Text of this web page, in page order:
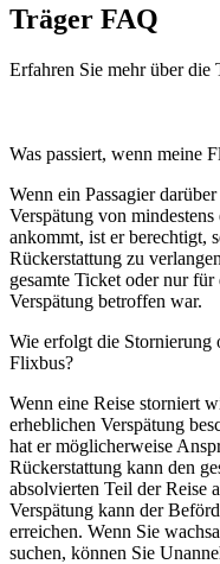
Träger FAQ
Erfahren Sie mehr über die
Was passiert, wenn meine
Wenn ein Passagier
Verspätung von
ankommt, ist er berechtigt,
Rückerstattung zu
gesamte Ticket oder nur
Verspätung betroffen war.
Wie erfolgt die Stornierung
Flixbus?
Wenn eine Reise storniert
erheblichen Verspätung
hat er möglicherweise
Rückerstattung kann den
absolvierten Teil der Reise
Verspätung kann der
erreichen. Wenn Sie
suchen, können Sie